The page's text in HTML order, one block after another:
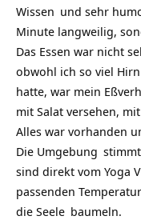
Wissen und sehr
Minute langweilig,
Das Essen war nicht
obwohl ich so viel
hatte, war mein
mit Salat versehen,
Alles war vorhanden
Die Umgebung
sind direkt vom Yoga
passenden
die Seele baumeln.